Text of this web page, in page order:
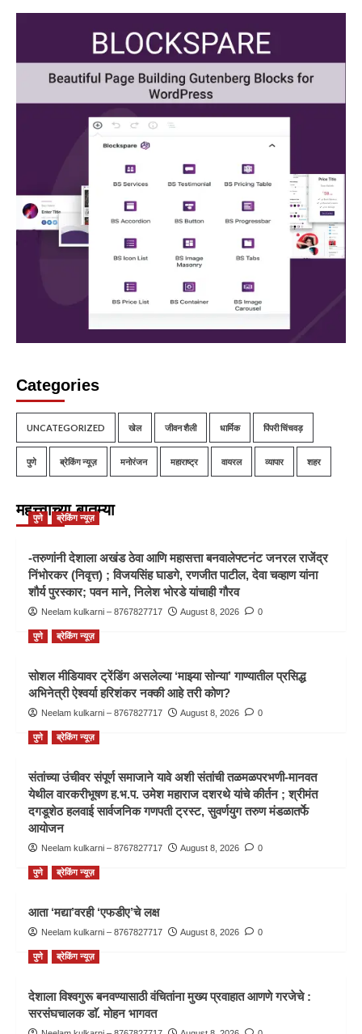
Categories
UNCATEGORIZED खेल जीवन शैली धार्मिक पिंपरी चिंचवड़
पुणे ब्रेकिंग न्यूज़ मनोरंजन महाराष्ट्र वायरल व्यापार शहर
महत्त्वाच्या बातम्या
पुणे ब्रेकिंग न्यूज़
-तरुणांनी देशाला अखंड ठेवा आणि महासत्ता बनवालेफ्टनंट जनरल राजेंद्र
निंभोरकर (निवृत्त) ; विजयसिंह घाडगे, रणजीत पाटील, देवा चव्हाण यांना
शौर्य पुरस्कार; पवन माने, निलेश भोरडे यांचाही गौरव
Neelam kulkarni – 8767827717 August 8, 2026 0
पुणे ब्रेकिंग न्यूज़
सोशल मीडियावर ट्रेंडिंग असलेल्या ‘माझ्या सोन्या’ गाण्यातील प्रसिद्ध
अभिनेत्री ऐश्वर्या हरिशंकर नक्की आहे तरी कोण?
Neelam kulkarni – 8767827717 August 8, 2026 0
पुणे ब्रेकिंग न्यूज़
संतांच्या उंचीवर संपूर्ण समाजाने यावे अशी संतांची तळमळपरभणी-मानवत
येथील वारकरीभूषण ह.भ.प. उमेश महाराज दशरथे यांचे कीर्तन ; श्रीमंत
दगडूशेठ हलवाई सार्वजनिक गणपती ट्रस्ट, सुवर्णयुग तरुण मंडळातर्फे
आयोजन
Neelam kulkarni – 8767827717 August 8, 2026 0
पुणे ब्रेकिंग न्यूज़
आता ‘मद्या’वरही ‘एफडीए’चे लक्ष
Neelam kulkarni – 8767827717 August 8, 2026 0
पुणे ब्रेकिंग न्यूज़
देशाला विश्वगुरू बनवण्यासाठी वंचितांना मुख्य प्रवाहात आणणे गरजेचे :
सरसंघचालक डाॅ. मोहन भागवत